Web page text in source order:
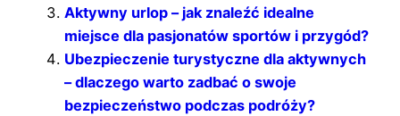
Aktywny urlop – jak znaleźć idealne
miejsce dla pasjonatów sportów i przygód?
Ubezpieczenie turystyczne dla aktywnych
– dlaczego warto zadbać o swoje
bezpieczeństwo podczas podróży?